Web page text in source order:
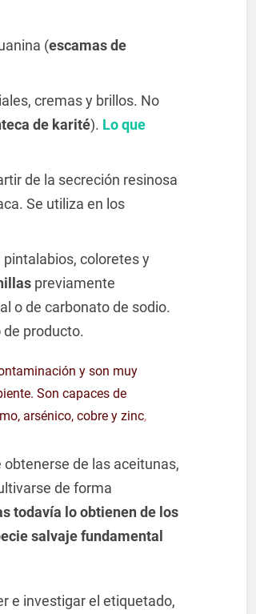
(escamas de
cremas y brillos. No
de karité). Lo que
de la secreción resinosa
Se utiliza en los
pintalabios, coloretes y
previamente
o de carbonato de sodio.
de producto.
y son muy
Son capaces de
arsénico, cobre y zinc,
de las aceitunas,
de forma
todavía lo obtienen de los
salvaje fundamental
e investigar el etiquetado,